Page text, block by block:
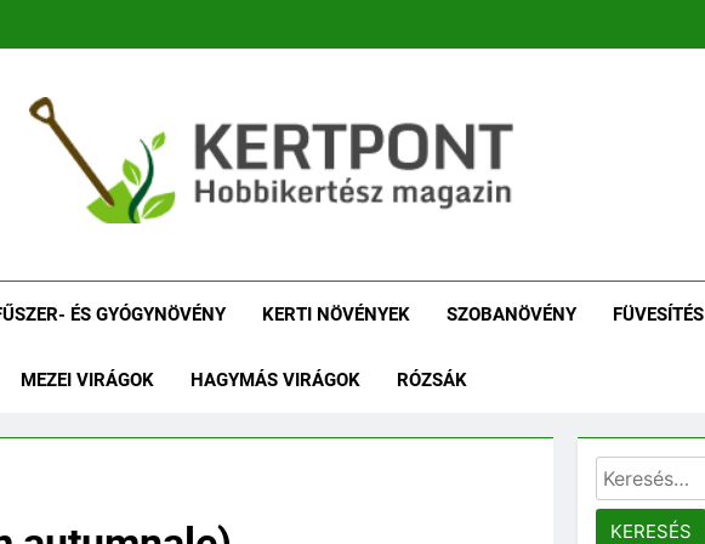
Növényhatározó
ÉS GYÓGYNÖVÉNY KERTI NÖVÉNYEK SZOBANÖVÉNY FÜVESÍTÉS
MEZEI VIRÁGOK HAGYMÁS VIRÁGOK RÓZSÁK
Keresés: